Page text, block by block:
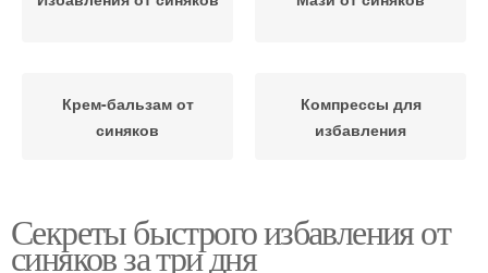
Крем-бальзам от
синяков
Компрессы для
избавления
Секреты быстрого избавления от
синяков за три дня